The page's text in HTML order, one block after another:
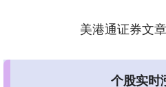
美港通证券文
个股实时